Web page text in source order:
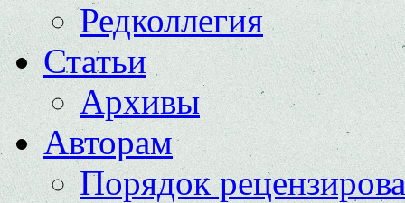
Редколлегия
Статьи
Архивы
Авторам
Порядок